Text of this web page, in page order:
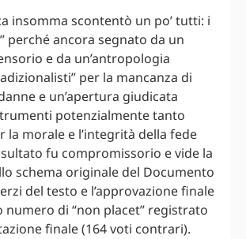
insomma scontentò un po’ tutti: i
perché ancora segnato da un
e da un’antropologia
per la mancanza di
e un’apertura giudicata
potenzialmente tanto
la morale e l’integrità della fede
fu compromissorio e vide la
schema originale del Documento
del testo e l’approvazione finale
numero di “non placet” registrato
finale (164 voti contrari).